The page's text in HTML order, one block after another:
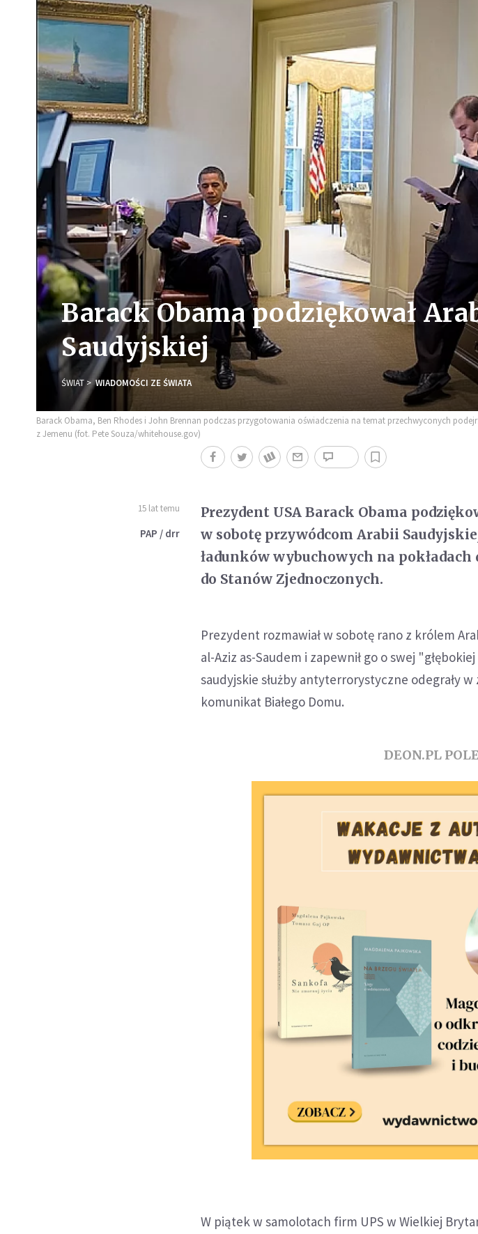
Barack Obama podziękował
Saudyjskiej
ŚWIAT WIADOMOŚCI ZE ŚWIATA
Barack Obama, Ben Rhodes i John Brennan podczas przygotowania oświadczenia na temat przechwyconych
z Jemenu (fot. Pete Souza/whitehouse.gov)
15 lat temu
PAP / drr
Prezydent USA Barack Obama
w sobotę przywódcom Arabii
ładunków wybuchowych na
do Stanów Zjednoczonych.
Prezydent rozmawiał w sobotę rano z królem
al-Aziz as-Saudem i zapewnił go o swej
saudyjskie służby antyterrorystyczne odegrały
komunikat Białego Domu.
DEON.PL
W piątek w samolotach firm UPS w Wielkiej